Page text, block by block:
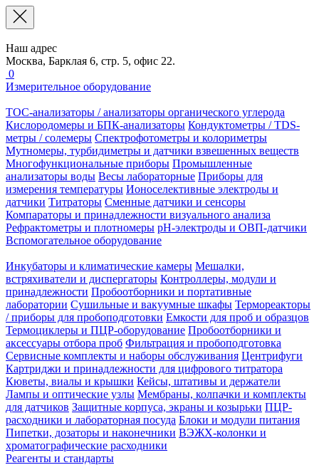
Наш адрес
Москва, Барклая 6, стр. 5, офис 22.
0
Измерительное оборудование
TOC-анализаторы / анализаторы органического углерода
Кислородомеры и БПК-анализаторы Кондуктометры / TDS-
метры / солемеры Спектрофотометры и колориметры
Мутномеры, турбидиметры и датчики взвешенных веществ
Многофункциональные приборы Промышленные
анализаторы воды Весы лабораторные Приборы для
измерения температуры Ионоселективные электроды и
датчики Титраторы Сменные датчики и сенсоры
Компараторы и принадлежности визуального анализа
Рефрактометры и плотномеры pH-электроды и ОВП-датчики
Вспомогательное оборудование
Инкубаторы и климатические камеры Мешалки,
встряхиватели и диспергаторы Контроллеры, модули и
принадлежности Пробоотборники и портативные
лаборатории Сушильные и вакуумные шкафы Термореакторы
/ приборы для пробоподготовки Емкости для проб и образцов
Термоциклеры и ПЦР-оборудование Пробоотборники и
аксессуары отбора проб Фильтрация и пробоподготовка
Сервисные комплекты и наборы обслуживания Центрифуги
Картриджи и принадлежности для цифрового титратора
Кюветы, виалы и крышки Кейсы, штативы и держатели
Лампы и оптические узлы Мембраны, колпачки и комплекты
для датчиков Защитные корпуса, экраны и козырьки ПЦР-
расходники и лабораторная посуда Блоки и модули питания
Пипетки, дозаторы и наконечники ВЭЖХ-колонки и
хроматографические расходники
Реагенты и стандарты